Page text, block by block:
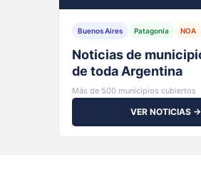
Buenos Aires Patagonia NOA
Tu municipio,
al instante
Más de 500 municipios cubiertos
VER NOTICIAS →